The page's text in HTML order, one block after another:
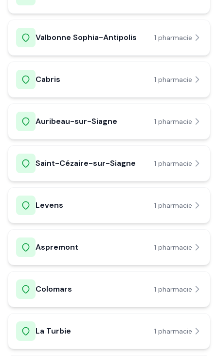
Valbonne Sophia-Antipolis 1 pharmacie
Cabris 1 pharmacie
Auribeau-sur-Siagne 1 pharmacie
Saint-Cézaire-sur-Siagne 1 pharmacie
Levens 1 pharmacie
Aspremont 1 pharmacie
Colomars 1 pharmacie
La Turbie 1 pharmacie